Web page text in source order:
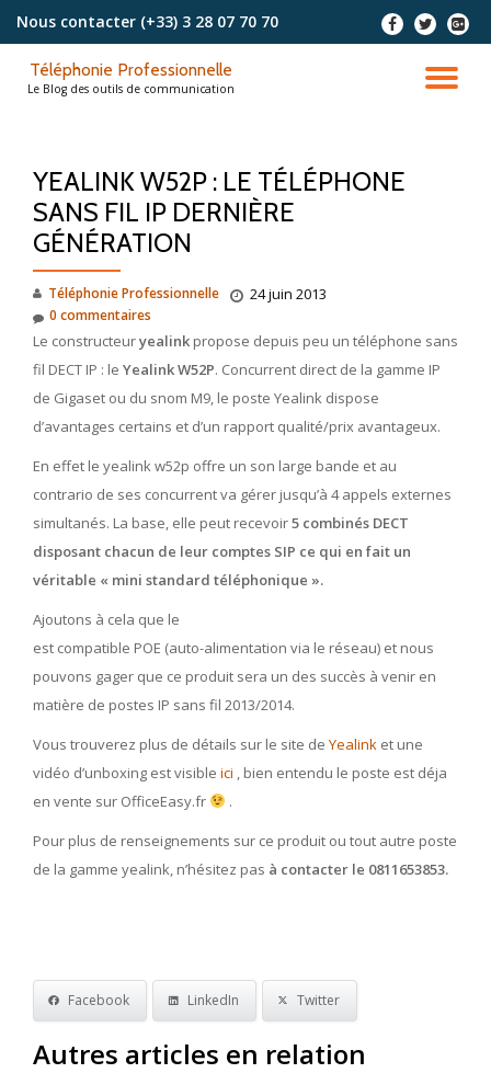
contenu
Nous contacter (+33) 3 28 07 70 70 - - -
Téléphonie Professionnelle
Le Blog des outils de communication
YEALINK W52P : LE TÉLÉPHONE
SANS FIL IP DERNIÈRE
GÉNÉRATION
Téléphonie Professionnelle 24 juin 2013
0 commentaires
Le constructeuryealink propose depuis peu un téléphone sans
fil DECT IP : le Yealink W52P. Concurrent direct de la gamme IP
de Gigaset ou du snom M9, le poste Yealink dispose
d’avantages certains et d’un rapport qualité/prix avantageux.
En effet le yealink w52p offre un son large bande et au
contrario de ses concurrent va gérer jusqu’à 4 appels externes
simultanés. La base, elle peut recevoir5 combinés DECT
disposant chacun de leur comptes SIP ce qui en fait un
véritable « mini standard téléphonique ».
Ajoutons à cela que le
est compatible POE (auto-alimentation via le réseau) et nous
pouvons gager que ce produit sera un des succès à venir en
matière de postes IP sans fil 2013/2014.
Vous trouverez plus de détails sur le site de Yealink et une
vidéo d’unboxing est visible ici , bien entendu le poste est déja
en vente sur OfficeEasy.fr
.
Pour plus de renseignements sur ce produit ou tout autre poste
de la gamme yealink, n’hésitez pas à contacter le 0811653853.
Facebook LinkedIn Twitter
Autres articles en relation